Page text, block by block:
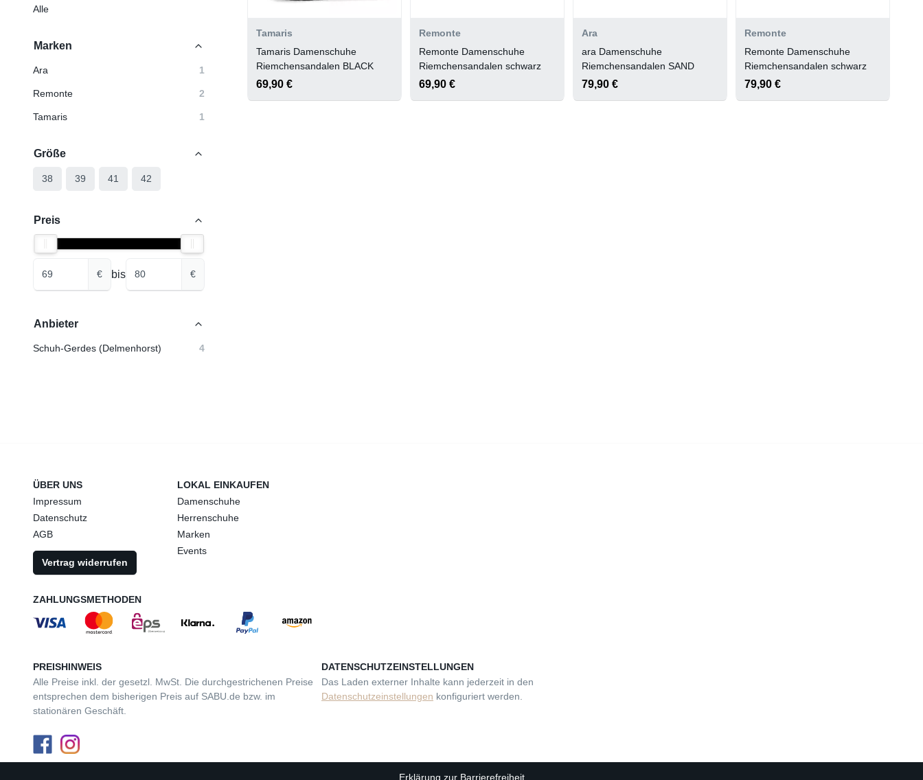
Alle
Marken
Ara 1
Remonte 2
Tamaris 1
Größe
38 39 41 42
Preis
€ bis €
Anbieter
Schuh-Gerdes (Delmenhorst) 4
Tamaris
Tamaris Damenschuhe
Riemchensandalen BLACK
69,90 €
Remonte
Remonte Damenschuhe
Riemchensandalen schwarz
69,90 €
Ara
ara Damenschuhe
Riemchensandalen SAND
79,90 €
Remonte
Remonte Damenschuhe
Riemchensandalen schwarz
79,90 €
ÜBER UNS
Impressum
Datenschutz
AGB
Vertrag widerrufen
LOKAL EINKAUFEN
Damenschuhe
Herrenschuhe
Marken
Events
ZAHLUNGSMETHODEN
PREISHINWEIS
Alle Preise inkl. der gesetzl. MwSt. Die durchgestrichenen Preise
entsprechen dem bisherigen Preis auf SABU.de bzw. im
stationären Geschäft.
DATENSCHUTZEINSTELLUNGEN
Das Laden externer Inhalte kann jederzeit in den
Datenschutzeinstellungen konfiguriert werden.
Erklärung zur Barrierefreiheit